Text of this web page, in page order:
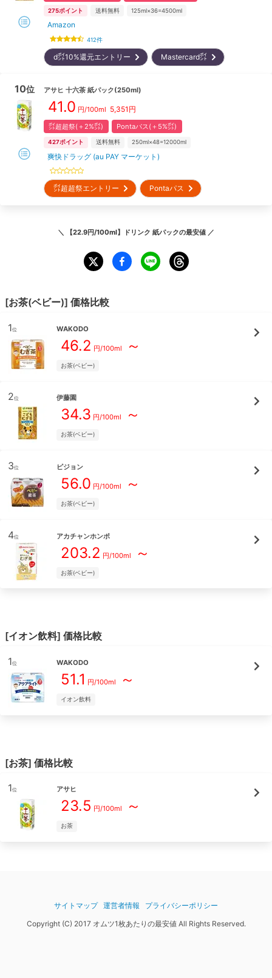
275ポイント 送料無料 125ml×36=4500ml
Amazon
412件
d㌽10%還元エントリー Mastercard㌽
10位 アサヒ 十六茶 紙パック(250ml)
41.0 円/100ml 5,351 円
㌽超超祭(＋2%㌽) Pontaパス(＋5%㌽)
427ポイント 送料無料 250ml×48=12000ml
爽快ドラッグ (au PAY マーケット)
㌽超超祭エントリー Pontaパス
＼ 【22.9円/100ml】ドリンク 紙パックの最安値 ／
[お茶(ベビー)] 価格比較
1位 WAKODO
46.2 円/100ml ～
お茶(ベビー)
2位 伊藤園
34.3 円/100ml ～
お茶(ベビー)
3位 ピジョン
56.0 円/100ml ～
お茶(ベビー)
4位 アカチャンホンポ
203.2 円/100ml ～
お茶(ベビー)
[イオン飲料] 価格比較
1位 WAKODO
51.1 円/100ml ～
イオン飲料
[お茶] 価格比較
1位 アサヒ
23.5 円/100ml ～
お茶
サイトマップ 運営者情報
プライバシーポリシー
Copyright (C) 2017 オムツ1枚あたりの最安値 All Rights Reserved.